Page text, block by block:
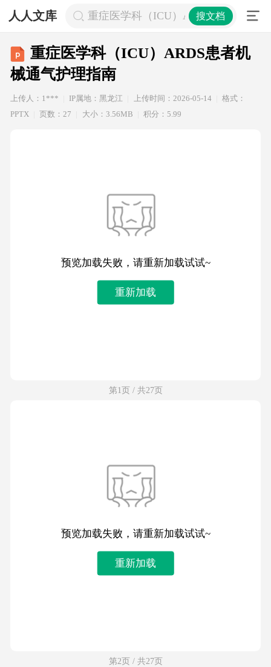
人人文库 重症医学科（ICU）ARDS患者机械通
搜文档
重症医学科（ICU）ARDS患者机
械通气护理指南
上传人：1*** IP属地：黑龙江 上传时间：2026-05-14
格式：
PPTX
页数：27 大小：3.56MB 积分：5.99
预览加载失败，请重新加载试试~
重新加载
第1页 / 共27页
预览加载失败，请重新加载试试~
重新加载
第2页 / 共27页